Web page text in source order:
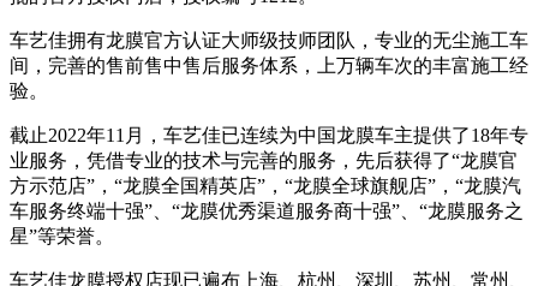
车艺佳拥有龙膜官方认证大师级技师团队，专业的无尘施工车
间，完善的售前售中售后服务体系，上万辆车次的丰富施工经
验。
截止2022年11月，车艺佳已连续为中国龙膜车主提供了18年专
业服务，凭借专业的技术与完善的服务，先后获得了“龙膜官
方示范店”，“龙膜全国精英店”，“龙膜全球旗舰店”，“龙膜汽
车服务终端十强”、“龙膜优秀渠道服务商十强”、“龙膜服务之
星”等荣誉。
车艺佳龙膜授权店现已遍布上海、杭州、深圳、苏州、常州、